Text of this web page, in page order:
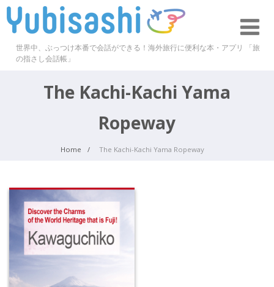
世界中、ぶっつけ本番で会話ができる！海外旅行に便利な本・アプリ 「旅
の指さし会話帳」
The Kachi-Kachi Yama
Ropeway
Home The Kachi-Kachi Yama Ropeway